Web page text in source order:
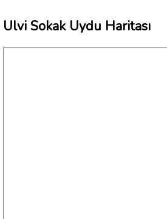
Ulvi Sokak Uydu Haritası